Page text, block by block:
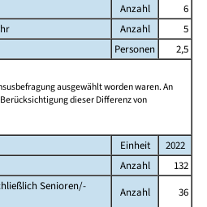
Anzahl
6
Anzahl
5
Personen
2,5
ausgewählt worden waren. An
dieser Differenz von
Einheit
2022
Anzahl
132
Senioren/-
Anzahl
36